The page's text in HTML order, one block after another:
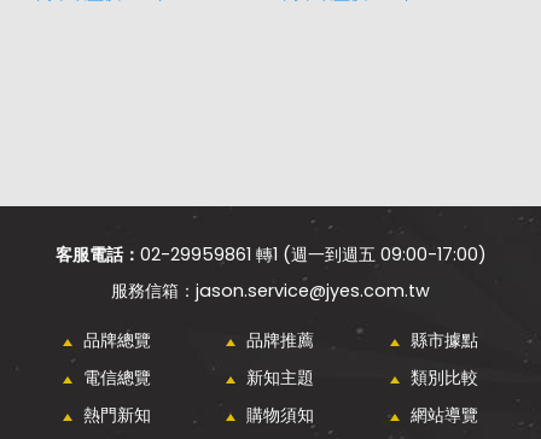
客服電話： 02-29959861 轉1 (週一到週五 09:00-17:00)
jason.service@jyes.com.tw
品牌總覽 品牌推薦
縣市據點
電信總覽
新知主題
類別比較
熱門新知
購物須知 網站導覽